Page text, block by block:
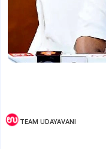
TEAM UDAYAVANI